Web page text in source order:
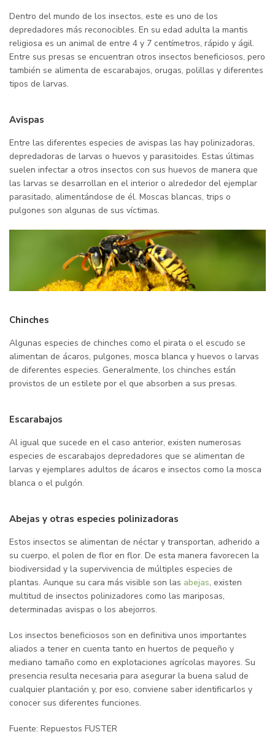
Dentro del mundo de los insectos, este es uno de los
depredadores más reconocibles. En su edad adulta la mantis
religiosa es un animal de entre 4 y 7 centímetros, rápido y ágil.
Entre sus presas se encuentran otros insectos beneficiosos, pero
también se alimenta de escarabajos, orugas, polillas y diferentes
tipos de larvas.
Avispas
Entre las diferentes especies de avispas las hay polinizadoras,
depredadoras de larvas o huevos y parasitoides. Estas últimas
suelen infectar a otros insectos con sus huevos de manera que
las larvas se desarrollan en el interior o alrededor del ejemplar
parasitado, alimentándose de él. Moscas blancas, trips o
pulgones son algunas de sus víctimas.
Chinches
Algunas especies de chinches como el pirata o el escudo se
alimentan de ácaros, pulgones, mosca blanca y huevos o larvas
de diferentes especies. Generalmente, los chinches están
provistos de un estilete por el que absorben a sus presas.
Escarabajos
Al igual que sucede en el caso anterior, existen numerosas
especies de escarabajos depredadores que se alimentan de
larvas y ejemplares adultos de ácaros e insectos como la mosca
blanca o el pulgón.
Abejas y otras especies polinizadoras
Estos insectos se alimentan de néctar y transportan, adherido a
su cuerpo, el polen de flor en flor. De esta manera favorecen la
biodiversidad y la supervivencia de múltiples especies de
plantas. Aunque su cara más visible son las abejas, existen
multitud de insectos polinizadores como las mariposas,
determinadas avispas o los abejorros.
Los insectos beneficiosos son en definitiva unos importantes
aliados a tener en cuenta tanto en huertos de pequeño y
mediano tamaño como en explotaciones agrícolas mayores. Su
presencia resulta necesaria para asegurar la buena salud de
cualquier plantación y, por eso, conviene saber identificarlos y
conocer sus diferentes funciones.
Fuente: Repuestos FUSTER